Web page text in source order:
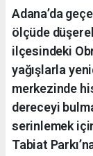
Adana’da
ölçüde
ilçesindeki
yağışlarla
merkezinde
dereceyi
serinlemek
Tabiat